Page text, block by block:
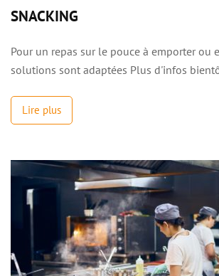
SNACKING
Pour un repas sur le pouce à emporter ou
solutions sont adaptées Plus d'infos
Lire plus